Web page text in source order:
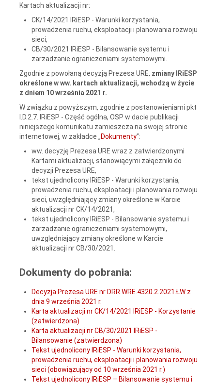
Kartach aktualizacji nr:
CK/14/2021 IRiESP - Warunki korzystania,
prowadzenia ruchu, eksploatacji i planowania rozwoju
sieci,
CB/30/2021 IRiESP - Bilansowanie systemu i
zarzadzanie ograniczeniami systemowymi.
Zgodnie z powołaną decyzją Prezesa URE, zmiany IRiESP
określone w ww. kartach aktualizacji, wchodzą w życie
z dniem 10 września 2021 r.
W związku z powyższym, zgodnie z postanowieniami pkt
I.D.2.7. IRiESP - Część ogólna, OSP w dacie publikacji
niniejszego komunikatu zamieszcza na swojej stronie
internetowej, w zakładce „Dokumenty”:
ww. decyzję Prezesa URE wraz z zatwierdzonymi
Kartami aktualizacji, stanowiącymi załączniki do
decyzji Prezesa URE,
tekst ujednolicony IRiESP - Warunki korzystania,
prowadzenia ruchu, eksploatacji i planowania rozwoju
sieci, uwzględniający zmiany określone w Karcie
aktualizacji nr CK/14/2021,
tekst ujednolicony IRiESP - Bilansowanie systemu i
zarzadzanie ograniczeniami systemowymi,
uwzględniający zmiany określone w Karcie
aktualizacji nr CB/30/2021.
Dokumenty do pobrania:
Decyzja Prezesa URE nr DRR.WRE.4320.2.2021.ŁW z
dnia 9 września 2021 r.
Karta aktualizacji nr CK/14/2021 IRiESP - Korzystanie
(zatwierdzona)
Karta aktualizacji nr CB/30/2021 IRiESP -
Bilansowanie (zatwierdzona)
Tekst ujednolicony IRiESP - Warunki korzystania,
prowadzenia ruchu, eksploatacji i planowania rozwoju
sieci (obowiązujący od 10 września 2021 r.)
Tekst ujednolicony IRiESP – Bilansowanie systemu i